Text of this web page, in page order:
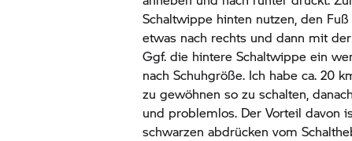
Schaltwippe hinten nutzen, den
etwas nach rechts und dann mit
Ggf. die hintere Schaltwippe ein
nach Schuhgröße. Ich habe ca. 20
zu gewöhnen so zu schalten,
und problemlos. Der Vorteil davon
schwarzen abdrücken vom